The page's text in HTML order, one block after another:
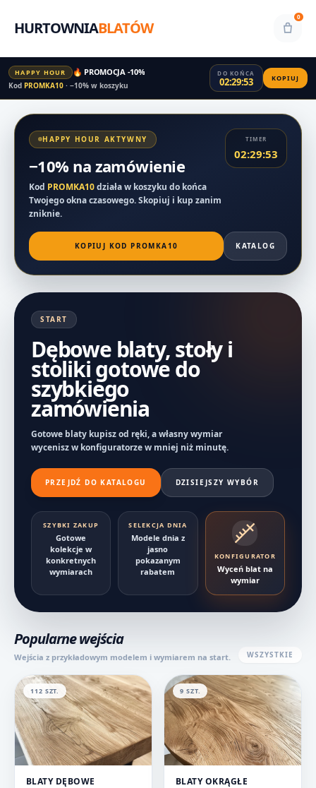
HURTOWNIABLATÓW
0
HAPPY HOUR 🔥 PROMOCJA -10%
Kod PROMKA10 · −10% w koszyku
DO KOŃCA
02:29:53 KOPIUJ
HAPPY HOUR AKTYWNY
−10% na zamówienie
Kod PROMKA10działa w koszyku do końca
Twojego okna czasowego. Skopiuj i kup zanim
zniknie.
TIMER
02:29:53
KOPIUJ KOD PROMKA10 KATALOG
START
Dębowe blaty, stoły i
stoliki gotowe do
szybkiego
zamówienia
Gotowe blaty kupisz od ręki, a własny wymiar
wycenisz w konfiguratorze w mniej niż minutę.
PRZEJDŹ DO KATALOGU DZISIEJSZY WYBÓR
SZYBKI ZAKUP
Gotowe
kolekcje w
konkretnych
wymiarach
SELEKCJA DNIA
Modele dnia z
jasno
pokazanym
rabatem
KONFIGURATOR
Wyceń blat na
wymiar
Popularne wejścia
Wejścia z przykładowym modelem i wymiarem na start. WSZYSTKIE
112 SZT.
BLATY DĘBOWE
9 SZT.
BLATY OKRĄGŁE